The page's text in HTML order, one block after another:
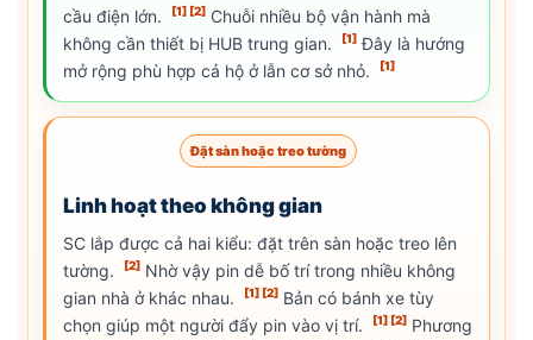
cầu điện lớn.
[1] [2] Chuỗi nhiều bộ vận hành mà
không cần thiết bị HUB trung gian.
[1] Đây là hướng
mở rộng phù hợp cả hộ ở lẫn cơ sở nhỏ.
[1]
Đặt sàn hoặc treo tường
Linh hoạt theo không gian
SC lắp được cả hai kiểu: đặt trên sàn hoặc treo lên
tường.
[2] Nhờ vậy pin dễ bố trí trong nhiều không
gian nhà ở khác nhau.
[1] [2] Bản có bánh xe tùy
chọn giúp một người đẩy pin vào vị trí.
[1] [2] Phương